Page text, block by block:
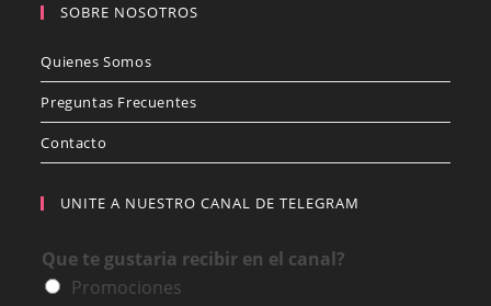
SOBRE NOSOTROS
Quienes Somos
Preguntas Frecuentes
Contacto
UNITE A NUESTRO CANAL DE TELEGRAM
Que te gustaria recibir en el canal?
Promociones